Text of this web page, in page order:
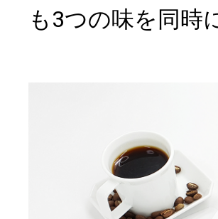
も3つの味を同時